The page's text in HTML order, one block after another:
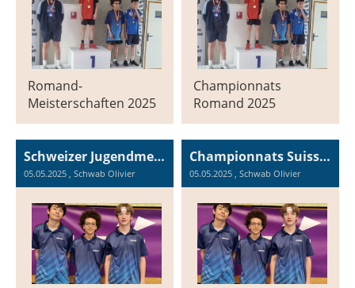
Romand-
Meisterschaften 2025
Championnats
Romand 2025
Schweizer Jugendmeisterschaften 2025 in Schaffhausen, Sonntag, 4.05.2025
05.05.2025 , Schwab Olivier
Championnats Suisse Jeunesse 2025 à Schaffhouse, le dimanche 4.05.2025
05.05.2025 , Schwab Olivier